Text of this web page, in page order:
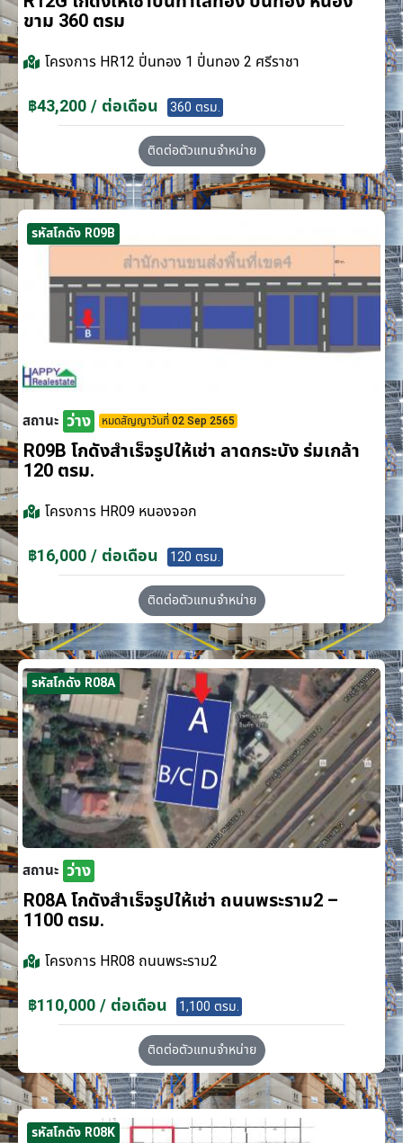
ขาม 360 ตรม
โครงการ HR12 ปิ่นทอง 1 ปิ่นทอง 2 ศรีราชา
฿43,200 / ต่อเดือน 360 ตรม.
ติดต่อตัวแทนจำหน่าย
รหัสโกดัง R09B
สถานะ ว่าง หมดสัญญาวันที่ 02 Sep 2565
R09B โกดังสำเร็จรูปให้เช่า ลาดกระบัง​ ร่มเกล้า
120 ตรม.
โครงการ HR09 หนองจอก
฿16,000 / ต่อเดือน 120 ตรม.
ติดต่อตัวแทนจำหน่าย
รหัสโกดัง R08A
สถานะ ว่าง
R08A โกดังสำเร็จรูปให้เช่า ถนนพระราม2 –
1100 ตรม.
โครงการ HR08 ถนนพระราม2
฿110,000 / ต่อเดือน 1,100 ตรม.
ติดต่อตัวแทนจำหน่าย
รหัสโกดัง R08K